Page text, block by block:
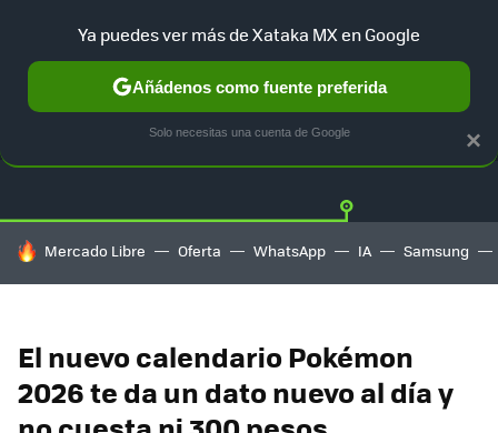
GUÍA DE COMPRAS MERCADO LIBRE
HOY SE HABLA DE
Mercado Libre Oferta WhatsApp IA Samsung
El nuevo calendario Pokémon
2026 te da un dato nuevo al día y
×
Ya puedes ver más de Xataka MX en Google
Añádenos como fuente preferida
Solo necesitas una cuenta de Google